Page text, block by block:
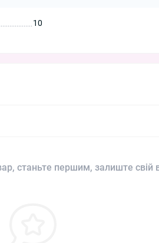
10
станьте першим, залиште свій